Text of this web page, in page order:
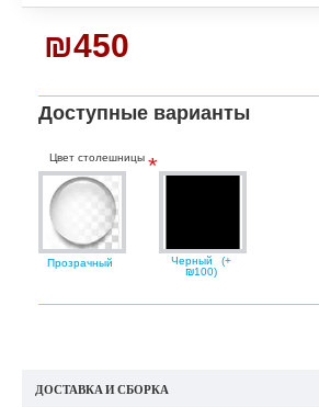
₪450
Доступные варианты
Цвет столешницы
Прозрачный Черный
(+
₪100)
ДОСТАВКА И СБОРКА